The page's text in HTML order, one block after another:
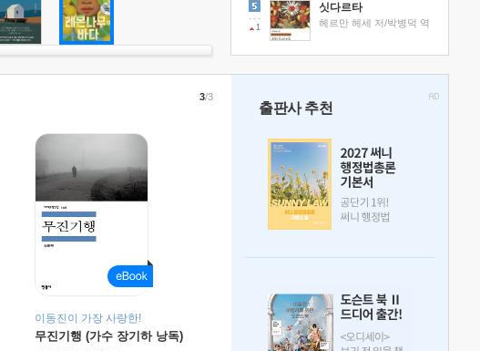
1
싯다르타
헤르만 헤세 저/박병덕 역
이동진이 가장 사랑한!
무진기행 (가수 장기하 낭독)
3/3
출판사 추천